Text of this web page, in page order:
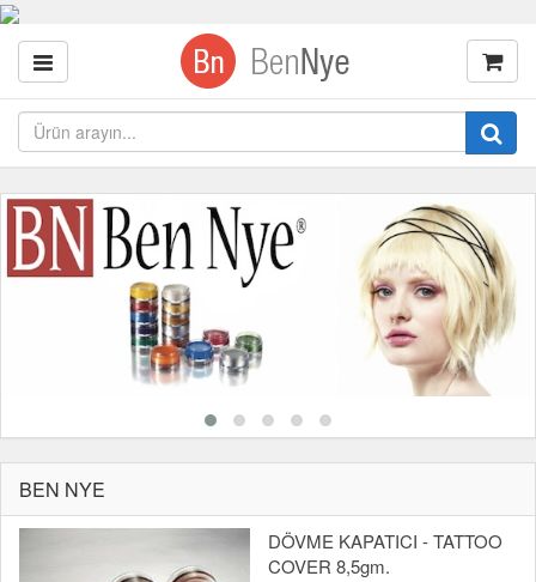
BEN NYE
DÖVME KAPATICI - TATTOO
COVER 8,5gm.